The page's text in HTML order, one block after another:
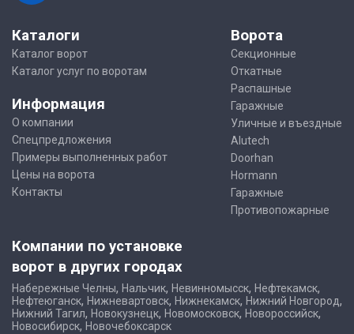
Каталоги
Каталог ворот
Каталог услуг по воротам
Информация
О компании
Спецпредложения
Примеры выполненных работ
Цены на ворота
Контакты
Ворота
Секционные
Откатные
Распашные
Гаражные
Уличные и въездные
Alutech
Doorhan
Hormann
Гаражные
Противопожарные
Компании по установке
ворот в других городах
Набережные Челны, Нальчик, Невинномысск, Нефтекамск,
Нефтеюганск, Нижневартовск, Нижнекамск, Нижний Новгород,
Нижний Тагил, Новокузнецк, Новомосковск, Новороссийск,
Новосибирск, Новочебоксарск